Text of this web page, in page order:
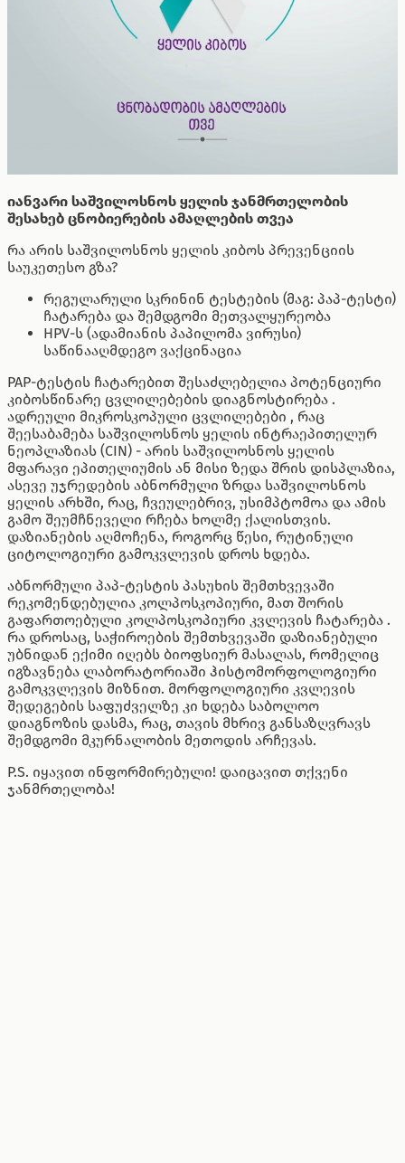
იანვარი საშვილოსნოს ყელის ჯანმრთელობის
შესახებ ცნობიერების ამაღლების თვეა
რა არის საშვილოსნოს ყელის კიბოს პრევენციის
საუკეთესო გზა?
რეგულარული სკრინინ ტესტების (მაგ: პაპ-ტესტი)
ჩატარება და შემდგომი მეთვალყურეობა
HPV-ს (ადამიანის პაპილომა ვირუსი)
საწინააღმდეგო ვაქცინაცია
PAP-ტესტის ჩატარებით შესაძლებელია პოტენციური
კიბოსწინარე ცვლილებების დიაგნოსტირება .
ადრეული მიკროსკოპული ცვლილებები , რაც
შეესაბამება საშვილოსნოს ყელის ინტრაეპითელურ
ნეოპლაზიას (CIN) - არის საშვილოსნოს ყელის
მფარავი ეპითელიუმის ან მისი ზედა შრის დისპლაზია,
ასევე უჯრედების აბნორმული ზრდა საშვილოსნოს
ყელის არხში, რაც, ჩვეულებრივ, უსიმპტომოა და ამის
გამო შეუმჩნეველი რჩება ხოლმე ქალისთვის.
დაზიანების აღმოჩენა, როგორც წესი, რუტინული
ციტოლოგიური გამოკვლევის დროს ხდება.
აბნორმული პაპ-ტესტის პასუხის შემთხვევაში
რეკომენდებულია კოლპოსკოპიური, მათ შორის
გაფართოებული კოლპოსკოპიური კვლევის ჩატარება .
რა დროსაც, საჭიროების შემთხვევაში დაზიანებული
უბნიდან ექიმი იღებს ბიოფსიურ მასალას, რომელიც
იგზავნება ლაბორატორიაში ჰისტომორფოლოგიური
გამოკვლევის მიზნით. მორფოლოგიური კვლევის
შედეგების საფუძველზე კი ხდება საბოლოო
დიაგნოზის დასმა, რაც, თავის მხრივ განსაზღვრავს
შემდგომი მკურნალობის მეთოდის არჩევას.
P.S. იყავით ინფორმირებული! დაიცავით თქვენი
ჯანმრთელობა!